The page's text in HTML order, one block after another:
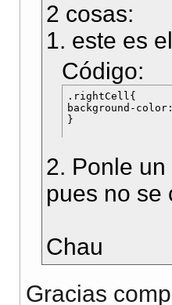
2 cosas:
1. este es
Código:
.rightCell{
background-
2. Ponle
pues no se
Chau
Gracias